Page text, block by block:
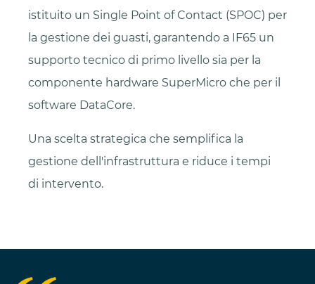
istituito un Single Point of Contact (SPOC) per
la gestione dei guasti, garantendo a IF65 un
supporto tecnico di primo livello sia per la
componente hardware SuperMicro che per il
software DataCore.
Una scelta strategica che semplifica la
gestione dell'infrastruttura e riduce i tempi
di intervento.